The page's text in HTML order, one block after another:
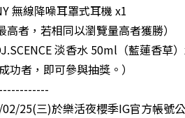
無線降噪耳罩式耳機 x1
高者，若相同以瀏覽量高者獲勝）
淡香水 50ml（藍蓮香草
功者，即可參與抽獎。）
25(三)於樂活夜櫻季IG官方帳號